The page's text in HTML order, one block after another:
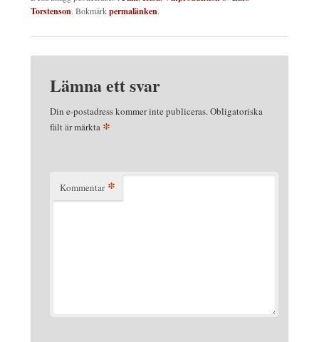
Torstenson. Bokmärkpermalänken.
Lämna ett svar
Din e-postadress kommer inte publiceras.Obligatoriska
fält är märkta *
Kommentar *